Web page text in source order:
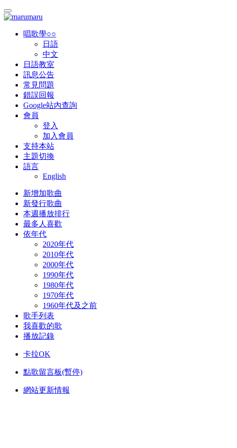
唱歌學○○
日語
中文
日語教室
訊息公告
常見問題
錯誤回報
Google站內查詢
會員
登入
加入會員
支持本站
主題切換
語言
English
新增加歌曲
新發行歌曲
本週播放排行
最多人喜歡
依年代
2020年代
2010年代
2000年代
1990年代
1980年代
1970年代
1960年代及之前
歌手列表
我喜歡的歌
播放記錄
卡拉OK
點歌留言板(暫停)
網站更新情報